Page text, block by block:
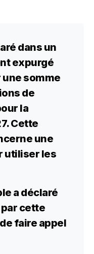
dans un
expurgé
une somme
de
la
Cette
une
utiliser les
a déclaré
cette
faire appel